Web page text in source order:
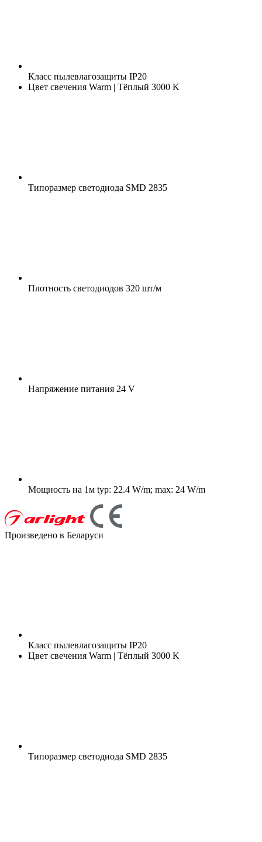
Класс пылевлагозащиты IP20
Цвет свечения Warm | Тёплый 3000 K
Типоразмер светодиода SMD 2835
Плотность светодиодов 320 шт/м
Напряжение питания 24 V
Мощность на 1м typ: 22.4 W/m; max: 24 W/m
Произведено в Беларуси
Класс пылевлагозащиты IP20
Цвет свечения Warm | Тёплый 3000 K
Типоразмер светодиода SMD 2835